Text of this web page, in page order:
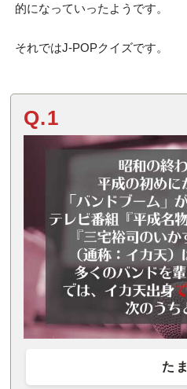
的になっていったようです。
それではJ-POPクイズです。
Q.1
たま